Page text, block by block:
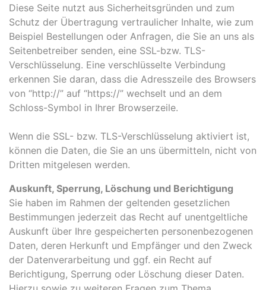
Diese Seite nutzt aus Sicherheitsgründen und zum
Schutz der Übertragung vertraulicher Inhalte, wie zum
Beispiel Bestellungen oder Anfragen, die Sie an uns als
Seitenbetreiber senden, eine SSL-bzw. TLS-
Verschlüsselung. Eine verschlüsselte Verbindung
erkennen Sie daran, dass die Adresszeile des Browsers
von “http://” auf “https://” wechselt und an dem
Schloss-Symbol in Ihrer Browserzeile.
Wenn die SSL- bzw. TLS-Verschlüsselung aktiviert ist,
können die Daten, die Sie an uns übermitteln, nicht von
Dritten mitgelesen werden.
Auskunft, Sperrung, Löschung und Berichtigung
Sie haben im Rahmen der geltenden gesetzlichen
Bestimmungen jederzeit das Recht auf unentgeltliche
Auskunft über Ihre gespeicherten personenbezogenen
Daten, deren Herkunft und Empfänger und den Zweck
der Datenverarbeitung und ggf. ein Recht auf
Berichtigung, Sperrung oder Löschung dieser Daten.